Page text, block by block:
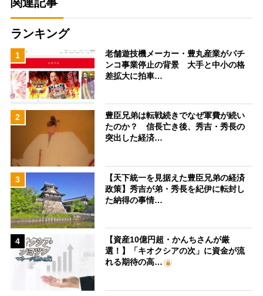
ランキング
1
老舗遊技機メーカー・豊丸産業がパチ
ンコ事業停止の背景 大手と中小の格
差拡大に拍車…
2
豊臣兄弟は転戦続きでなぜ軍費が続い
たのか？ 信長亡き後、秀吉・秀長の
突出した経済…
3
【天下統一を見据えた豊臣兄弟の経済
政策】秀吉が弟・秀長を紀伊に転封し
た納得の事情…
4
【資産10億円超・かんちさんが厳
選！】「キオクシアの次」に資金が流
れる期待の高…